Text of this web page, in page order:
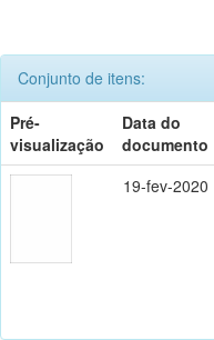
Conjunto de itens:
Pré-
visualização
Data do
documento
19-fev-2020